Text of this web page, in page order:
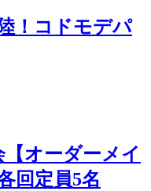
！コドモデパ
オーダーメイ
回定員5名